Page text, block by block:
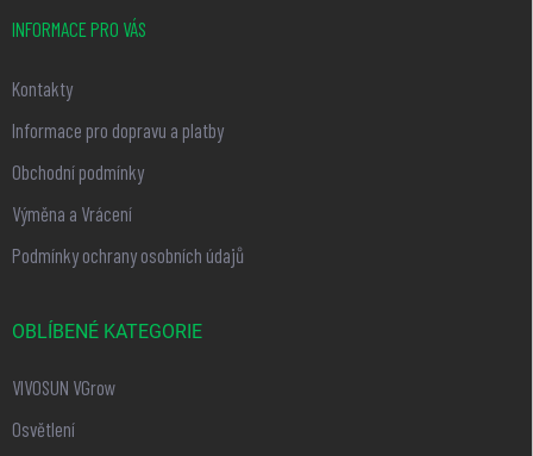
INFORMACE PRO VÁS
Kontakty
Informace pro dopravu a platby
Obchodní podmínky
Výměna a Vrácení
Podmínky ochrany osobních údajů
OBLÍBENÉ KATEGORIE
VIVOSUN VGrow
Osvětlení